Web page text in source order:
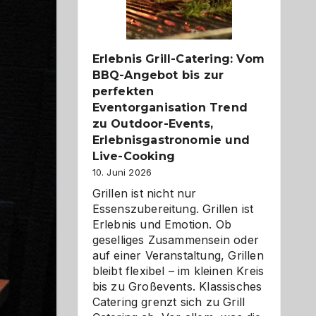
zu
entdecken
Erlebnis Grill-Catering: Vom
BBQ-Angebot bis zur
perfekten
Eventorganisation Trend
zu Outdoor-Events,
Erlebnisgastronomie und
Live-Cooking
10. Juni 2026
Grillen ist nicht nur
Essenszubereitung. Grillen ist
Erlebnis und Emotion. Ob
geselliges Zusammensein oder
auf einer Veranstaltung, Grillen
bleibt flexibel – im kleinen Kreis
bis zu Großevents. Klassisches
Catering grenzt sich zu Grill